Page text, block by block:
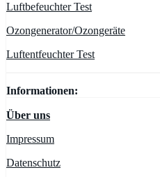
Luftbefeuchter Test
Ozongenerator/Ozongeräte
Luftentfeuchter Test
Informationen:
Über uns
Impressum
Datenschutz